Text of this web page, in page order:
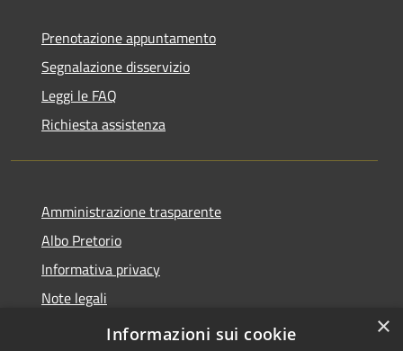
Prenotazione appuntamento
Segnalazione disservizio
Leggi le FAQ
Richiesta assistenza
Amministrazione trasparente
Albo Pretorio
Informativa privacy
Note legali
Dichiarazione di accessibilità
×
Informazioni sui cookie